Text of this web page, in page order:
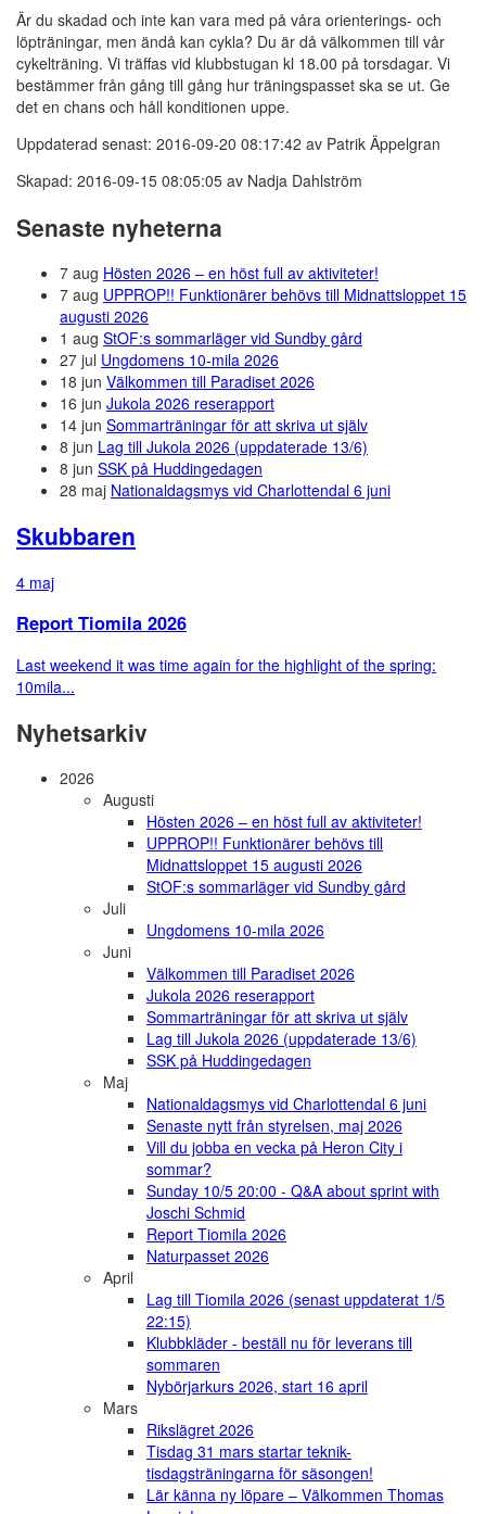
Är du skadad och inte kan vara med på våra orienterings- och
löpträningar, men ändå kan cykla? Du är då välkommen till vår
cykelträning. Vi träffas vid klubbstugan kl 18.00 på torsdagar. Vi
bestämmer från gång till gång hur träningspasset ska se ut. Ge
det en chans och håll konditionen uppe.
Uppdaterad senast: 2016-09-20 08:17:42 av Patrik Äppelgran
Skapad: 2016-09-15 08:05:05 av Nadja Dahlström
Senaste nyheterna
7 aug Hösten 2026 – en höst full av aktiviteter!
7 aug UPPROP!! Funktionärer behövs till Midnattsloppet 15
augusti 2026
1 aug StOF:s sommarläger vid Sundby gård
27 jul Ungdomens 10-mila 2026
18 jun Välkommen till Paradiset 2026
16 jun Jukola 2026 reserapport
14 jun Sommarträningar för att skriva ut själv
8 jun Lag till Jukola 2026 (uppdaterade 13/6)
8 jun SSK på Huddingedagen
28 maj Nationaldagsmys vid Charlottendal 6 juni
Skubbaren
4 maj
Report Tiomila 2026
Last weekend it was time again for the highlight of the spring:
10mila...
Nyhetsarkiv
2026
Augusti
Hösten 2026 – en höst full av aktiviteter!
UPPROP!! Funktionärer behövs till
Midnattsloppet 15 augusti 2026
StOF:s sommarläger vid Sundby gård
Juli
Ungdomens 10-mila 2026
Juni
Välkommen till Paradiset 2026
Jukola 2026 reserapport
Sommarträningar för att skriva ut själv
Lag till Jukola 2026 (uppdaterade 13/6)
SSK på Huddingedagen
Maj
Nationaldagsmys vid Charlottendal 6 juni
Senaste nytt från styrelsen, maj 2026
Vill du jobba en vecka på Heron City i
sommar?
Sunday 10/5 20:00 - Q&A about sprint with
Joschi Schmid
Report Tiomila 2026
Naturpasset 2026
April
Lag till Tiomila 2026 (senast uppdaterat 1/5
22:15)
Klubbkläder - beställ nu för leverans till
sommaren
Nybörjarkurs 2026, start 16 april
Mars
Rikslägret 2026
Tisdag 31 mars startar teknik-
tisdagsträningarna för säsongen!
Lär känna ny löpare – Välkommen Thomas